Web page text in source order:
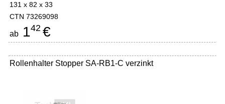
131 x 82 x 33
CTN 73269098
ab 142 €
Rollenhalter Stopper SA-RB1-C verzinkt